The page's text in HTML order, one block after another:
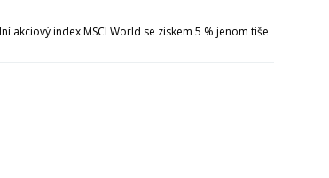
akciový index MSCI World se ziskem 5 % jenom tiše